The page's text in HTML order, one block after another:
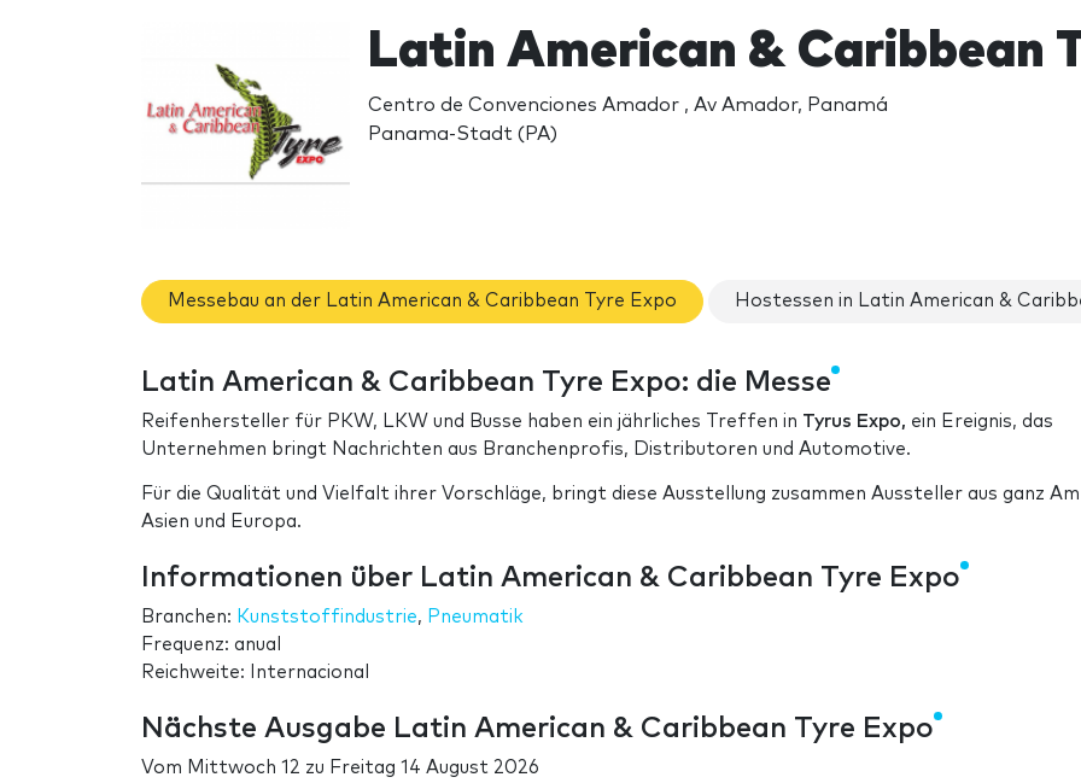
Latin American & Caribbean
Centro de Convenciones Amador , Av Amador, Panamá
Panama-Stadt (PA)
Messebau an der Latin American & Caribbean Tyre Expo Hostessen in Latin American &
Latin American & Caribbean Tyre Expo: die Messe
Reifenhersteller für PKW, LKW und Busse haben ein jährliches Treffen in Tyrus Expo, ein Ereignis, das
Unternehmen bringt Nachrichten aus Branchenprofis, Distributoren und Automotive.
Für die Qualität und Vielfalt ihrer Vorschläge, bringt diese Ausstellung zusammen Aussteller aus ganz
Asien und Europa.
Informationen über Latin American & Caribbean Tyre Expo
Branchen: Kunststoffindustrie, Pneumatik
Frequenz: anual
Reichweite: Internacional
Nächste Ausgabe Latin American & Caribbean Tyre Expo
Vom Mittwoch 12 zu Freitag 14 August 2026